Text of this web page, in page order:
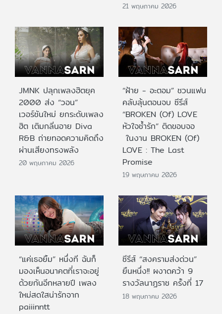
21 พฤษภาคม 2026
JMNK ปลุกเพลงฮิตยุค
2000 ส่ง “วอน”
เวอร์ชันใหม่ ยกระดับเพลง
ฮิต เติมกลิ่นอาย Diva
R&B ถ่ายทอดความคิดถึง
ผ่านเสียงทรงพลัง
20 พฤษภาคม 2026
“ฝ้าย - อะตอม” ชวนแฟน
คลับลุ้นตอนจบ ซีรีส์
“BROKEN (Of) LOVE
หัวใจช้ำรัก” ติดขอบจอ
ในงาน BROKEN (Of)
LOVE : The Last
Promise
19 พฤษภาคม 2026
“แค่เธอยิ้ม” หนึ่งที ฉันก็
มองเห็นอนาคตที่เราจะอยู่
ด้วยกันอีกหลายปี เพลง
ใหม่สดใสน่ารักจาก
paiiinntt
ซีรีส์ “สงครามส่งด่วน”
ยืนหนึ่ง!! ผงาดคว้า 9
รางวัลนาฏราช ครั้งที่ 17
18 พฤษภาคม 2026